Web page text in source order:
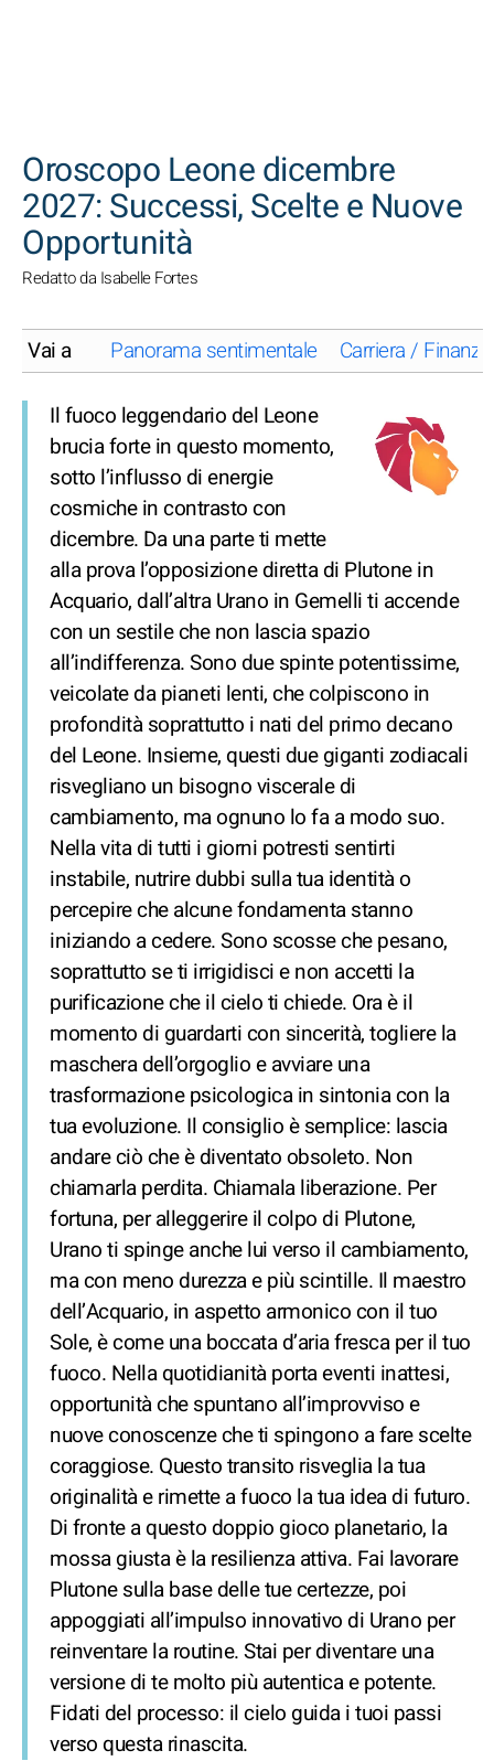
Oroscopo Leone dicembre
2027: Successi, Scelte e Nuove
Opportunità
Redatto da Isabelle Fortes
Vai a Panorama sentimentale Carriera / Finanze
Il fuoco leggendario del Leone
brucia forte in questo momento,
sotto l’influsso di energie
cosmiche in contrasto con
dicembre. Da una parte ti mette
alla prova l’opposizione diretta di Plutone in
Acquario, dall’altra Urano in Gemelli ti accende
con un sestile che non lascia spazio
all’indifferenza. Sono due spinte potentissime,
veicolate da pianeti lenti, che colpiscono in
profondità soprattutto i nati del primo decano
del Leone. Insieme, questi due giganti zodiacali
risvegliano un bisogno viscerale di
cambiamento, ma ognuno lo fa a modo suo.
Nella vita di tutti i giorni potresti sentirti
instabile, nutrire dubbi sulla tua identità o
percepire che alcune fondamenta stanno
iniziando a cedere. Sono scosse che pesano,
soprattutto se ti irrigidisci e non accetti la
purificazione che il cielo ti chiede. Ora è il
momento di guardarti con sincerità, togliere la
maschera dell’orgoglio e avviare una
trasformazione psicologica in sintonia con la
tua evoluzione. Il consiglio è semplice: lascia
andare ciò che è diventato obsoleto. Non
chiamarla perdita. Chiamala liberazione. Per
fortuna, per alleggerire il colpo di Plutone,
Urano ti spinge anche lui verso il cambiamento,
ma con meno durezza e più scintille. Il maestro
dell’Acquario, in aspetto armonico con il tuo
Sole, è come una boccata d’aria fresca per il tuo
fuoco. Nella quotidianità porta eventi inattesi,
opportunità che spuntano all’improvviso e
nuove conoscenze che ti spingono a fare scelte
coraggiose. Questo transito risveglia la tua
originalità e rimette a fuoco la tua idea di futuro.
Di fronte a questo doppio gioco planetario, la
mossa giusta è la resilienza attiva. Fai lavorare
Plutone sulla base delle tue certezze, poi
appoggiati all’impulso innovativo di Urano per
reinventare la routine. Stai per diventare una
versione di te molto più autentica e potente.
Fidati del processo: il cielo guida i tuoi passi
verso questa rinascita.